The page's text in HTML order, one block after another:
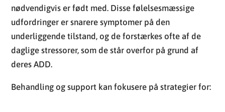
nødvendigvis er født med. Disse følelsesmæssige
udfordringer er snarere symptomer på den
underliggende tilstand, og de forstærkes ofte af de
daglige stressorer, som de står overfor på grund af
deres ADD.
Behandling og support kan fokusere på strategier for: